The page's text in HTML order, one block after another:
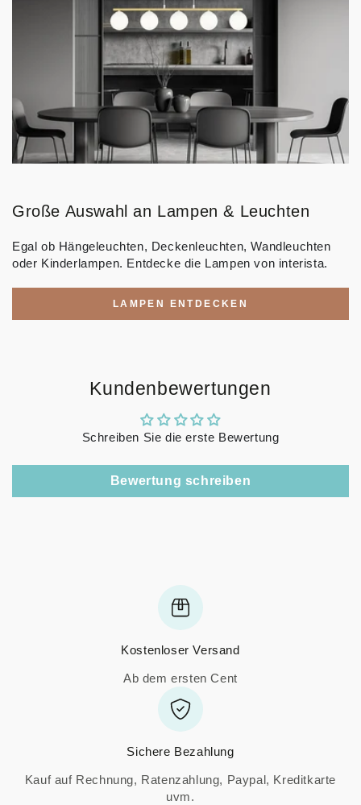
Große Auswahl an Lampen & Leuchten
Egal ob Hängeleuchten, Deckenleuchten, Wandleuchten
oder Kinderlampen. Entdecke die Lampen von interista.
LAMPEN ENTDECKEN
Kundenbewertungen
Schreiben Sie die erste Bewertung
Bewertung schreiben
Kostenloser Versand
Ab dem ersten Cent
Sichere Bezahlung
Kauf auf Rechnung, Ratenzahlung, Paypal, Kreditkarte
uvm.